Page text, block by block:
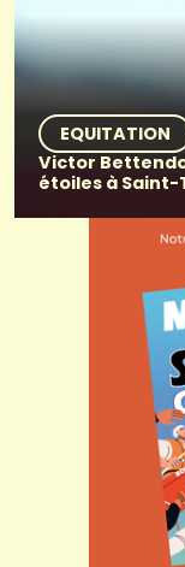
EQUITATION
Victor
étoiles à Saint-